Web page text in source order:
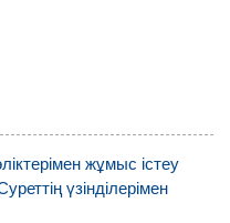
жұмыс істеу
үзінділерімен